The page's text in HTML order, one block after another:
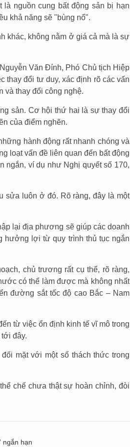
nguồn cung bất động sản bị hạn
khả năng sẽ "bùng nổ".
khác, không nằm ở giá cả mà là sự
Văn Đính, Phó Chủ tịch Hiệp
thay đổi tư duy, xác định rõ các vấn
và thay đổi công nghệ.
sản. Cơ hội thứ hai là sự thay đổi
của điểm nghẽn.
hành động rất nhanh chóng và
loạt vấn đề liên quan đến bất động
ngắn, ví dụ như Nghị quyết số 170,
sửa luôn ở đó. Rõ ràng, đây là một
lại địa phương sẽ giúp các doanh
hưởng lợi từ quy trình thủ tục ngắn
chủ trương rất cụ thể, rõ ràng,
có thể làm được mà không nhất
đường sắt tốc độ cao Bắc – Nam
từ việc ổn định kinh tế vĩ mô trong
đây.
mặt với một số thách thức trong
chế chưa thật sự hoàn chỉnh, đòi
ngắn hạn